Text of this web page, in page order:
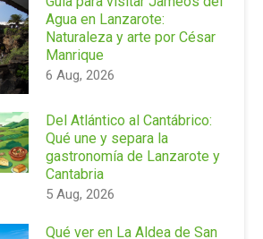
Agua en Lanzarote:
Naturaleza y arte por César
Manrique
6 Aug, 2026
Del Atlántico al Cantábrico:
Qué une y separa la
gastronomía de Lanzarote y
Cantabria
5 Aug, 2026
Qué ver en La Aldea de San